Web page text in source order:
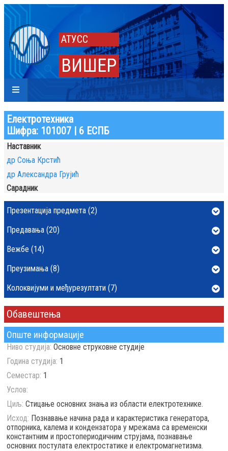
АТУСС
ВИШЕР
Електротехника
Шифра: 101007 | 6 ЕСПБ
Опште информације
Ниво студија: Основне струковне студије
Година студија: 1
Семестар: 1
Услов:
Циљ: Стицање основних знања из области електротехнике.
Исход: Познавање начина рада и карактеристика генератора,
отпорника, калема и кондензатора у мрежама са временски
константним и простопериодичним струјама, познавање
основних постулата електростатике и електромагнетизма.
Наставник
др Соња Крстић
др Александра Грујић
Сарадник
Презентација предмета (2)
Предавања (20)
Вежбе (14)
Преузимања (8)
Колоквијуми и међурезултати (7)
Обавештења